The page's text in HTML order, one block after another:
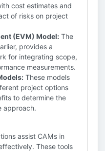
cost estimates and
of risks on project
(EVM) Model: The
provides a
for integrating scope,
measurements.
These models
project options
to determine the
approach.
assist CAMs in
These tools